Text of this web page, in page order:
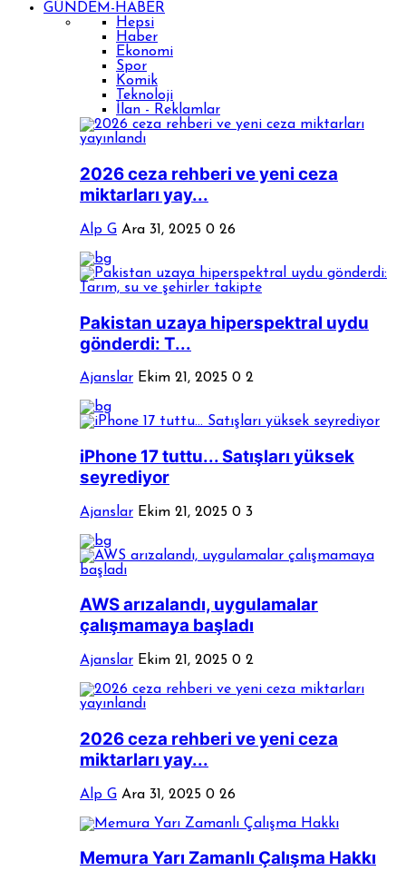
GÜNDEM-HABER
Hepsi
Haber
Ekonomi
Spor
Komik
Teknoloji
İlan - Reklamlar
2026 ceza rehberi ve yeni ceza
miktarları yay...
Alp G Ara 31, 2025 0 26
Pakistan uzaya hiperspektral uydu
gönderdi: T...
Ajanslar Ekim 21, 2025 0 2
iPhone 17 tuttu... Satışları yüksek
seyrediyor
Ajanslar Ekim 21, 2025 0 3
AWS arızalandı, uygulamalar
çalışmamaya başladı
Ajanslar Ekim 21, 2025 0 2
2026 ceza rehberi ve yeni ceza
miktarları yay...
Alp G Ara 31, 2025 0 26
Memura Yarı Zamanlı Çalışma Hakkı